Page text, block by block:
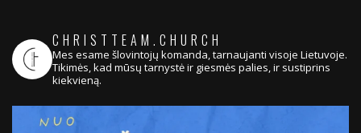
CHRISTTEAM.CHURCH
Mes esame šlovintojų komanda, tarnaujanti visoje Lietuvoje.
Tikimės, kad mūsų tarnystė ir giesmės palies, ir sustiprins
kiekvieną.